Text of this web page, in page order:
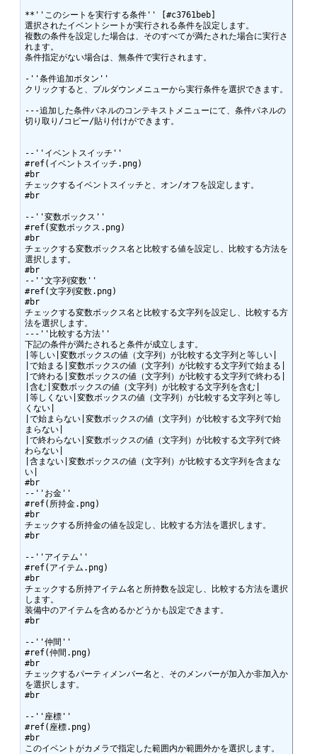
**''このシートを実行する条件'' [#c3761beb]
選択されたイベントシートが実行される条件を設定します。
複数の条件を設定した場合は、そのすべてが満たされた場合に実行さ
れます。
条件指定がない場合は、無条件で実行されます。
-''条件追加ボタン''
クリックすると、プルダウンメニューから実行条件を選択できます。
---追加した条件パネルのコンテキストメニューにて、条件パネルの
切り取り/コピー/貼り付けができます。
--''イベントスイッチ''
#ref(イベントスイッチ.png)
#br
チェックするイベントスイッチと、オン/オフを設定します。
#br
--''変数ボックス''
#ref(変数ボックス.png)
#br
チェックする変数ボックス名と比較する値を設定し、比較する方法を
選択します。
#br
--''文字列変数''
#ref(文字列変数.png)
#br
チェックする変数ボックス名と比較する文字列を設定し、比較する方
法を選択します。
---''比較する方法''
下記の条件が満たされると条件が成立します。
|等しい|変数ボックスの値（文字列）が比較する文字列と等しい|
|で始まる|変数ボックスの値（文字列）が比較する文字列で始まる|
|で終わる|変数ボックスの値（文字列）が比較する文字列で終わる|
|含む|変数ボックスの値（文字列）が比較する文字列を含む|
|等しくない|変数ボックスの値（文字列）が比較する文字列と等し
くない|
|で始まらない|変数ボックスの値（文字列）が比較する文字列で始
まらない|
|で終わらない|変数ボックスの値（文字列）が比較する文字列で終
わらない|
|含まない|変数ボックスの値（文字列）が比較する文字列を含まな
い|
#br
--''お金''
#ref(所持金.png)
#br
チェックする所持金の値を設定し、比較する方法を選択します。
#br
--''アイテム''
#ref(アイテム.png)
#br
チェックする所持アイテム名と所持数を設定し、比較する方法を選択
します。
装備中のアイテムを含めるかどうかも設定できます。
#br
--''仲間''
#ref(仲間.png)
#br
チェックするパーティメンバー名と、そのメンバーが加入か非加入か
を選択します。
#br
--''座標''
#ref(座標.png)
#br
このイベントがカメラで指定した範囲内か範囲外かを選択します。